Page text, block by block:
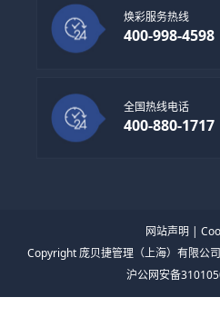
焕彩服务热线
400-998-4598
全国热线电话
400-880-1717
网站声明|
Copyright 庞贝捷管理（上海）有限公
沪公网安备